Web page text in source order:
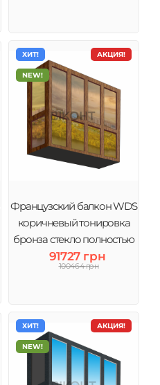
АКЦИЯ!
ХИТ!
NEW!
Французский балкон WDS
коричневый тонировка
бронза стекло полностью
91727 грн
100464 грн
АКЦИЯ!
ХИТ!
NEW!